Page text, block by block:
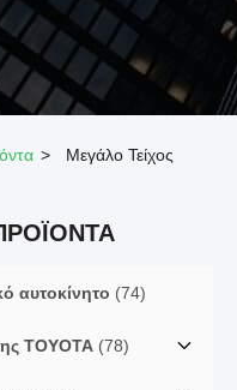
> Μεγάλο Τείχος
αυτοκίνητο (74)
TOYOTA (78)